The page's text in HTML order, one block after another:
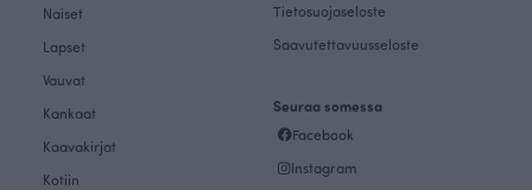
Naiset
Lapset
Vauvat
Kankaat
Kaavakirjat
Kotiin
Tietosuojaseloste
Saavutettavuusseloste
Seuraa somessa
Facebook
Instagram